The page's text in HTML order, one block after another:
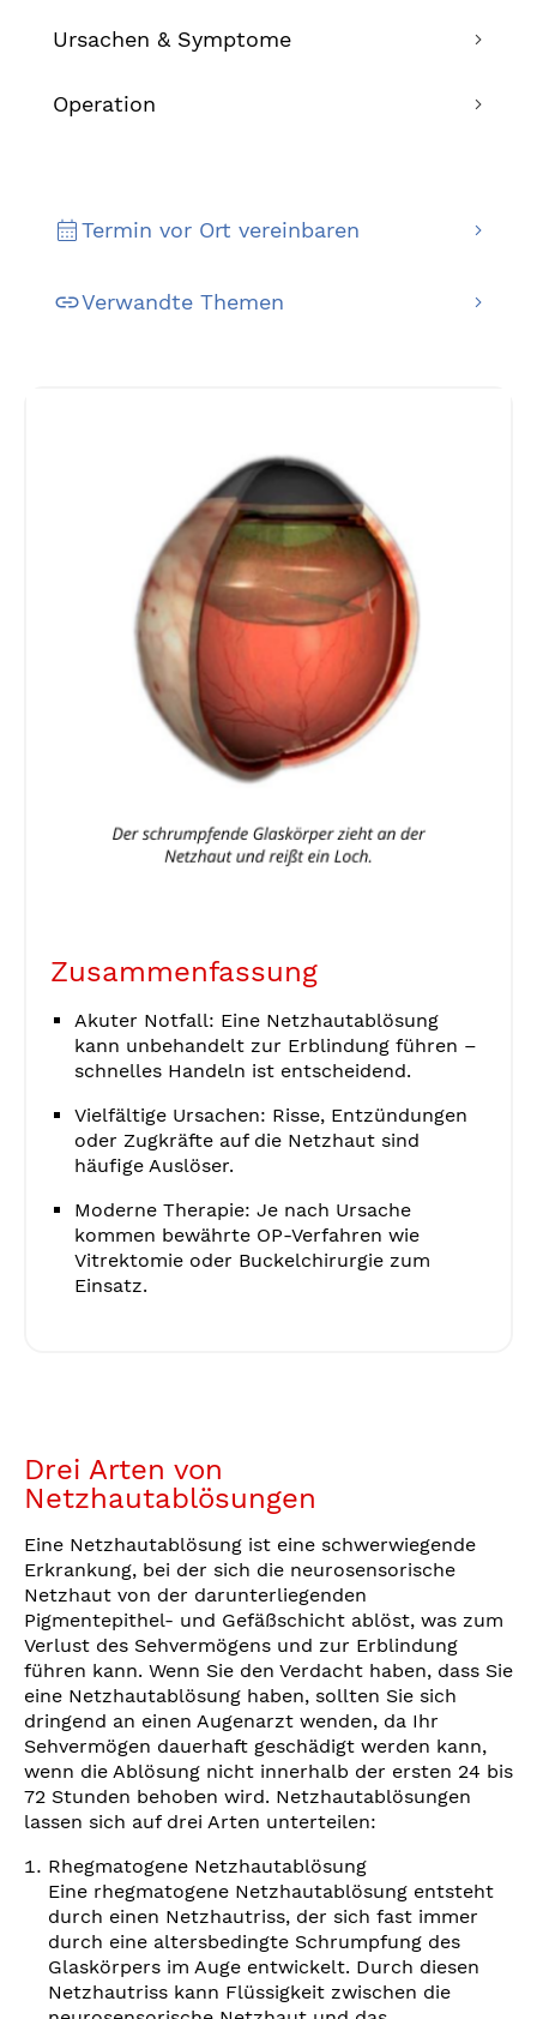
Ursachen & Symptome
Operation
Termin vor Ort vereinbaren
Verwandte Themen
Zusammenfassung
Akuter Notfall: Eine Netzhautablösung
kann unbehandelt zur Erblindung führen –
schnelles Handeln ist entscheidend.
Vielfältige Ursachen: Risse, Entzündungen
oder Zugkräfte auf die Netzhaut sind
häufige Auslöser.
Moderne Therapie: Je nach Ursache
kommen bewährte OP-Verfahren wie
Vitrektomie oder Buckelchirurgie zum
Einsatz.
Drei Arten von
Netzhautablösungen
Eine Netzhautablösung ist eine schwerwiegende
Erkrankung, bei der sich die neurosensorische
Netzhaut von der darunterliegenden
Pigmentepithel- und Gefäßschicht ablöst, was zum
Verlust des Sehvermögens und zur Erblindung
führen kann. Wenn Sie den Verdacht haben, dass Sie
eine Netzhautablösung haben, sollten Sie sich
dringend an einen Augenarzt wenden, da Ihr
Sehvermögen dauerhaft geschädigt werden kann,
wenn die Ablösung nicht innerhalb der ersten 24 bis
72 Stunden behoben wird. Netzhautablösungen
lassen sich auf drei Arten unterteilen:
Rhegmatogene Netzhautablösung
Eine rhegmatogene Netzhautablösung entsteht
durch einen Netzhautriss, der sich fast immer
durch eine altersbedingte Schrumpfung des
Glaskörpers im Auge entwickelt. Durch diesen
Netzhautriss kann Flüssigkeit zwischen die